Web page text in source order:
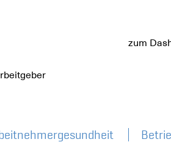
zum